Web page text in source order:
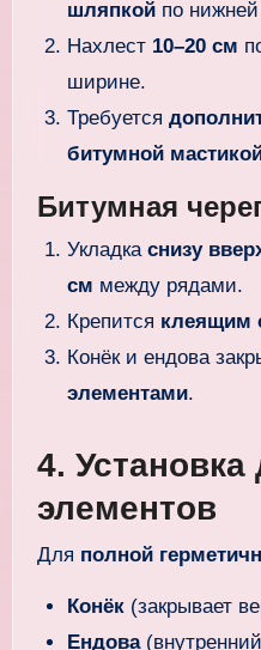
шляпкой по
Нахлест 10–20 см
ширине.
Требуется
битумной
Битумная
Укладкаснизу
см между рядами.
Крепится клеящим
Конёк и ендова
элементами.
4.
элементов
Для полной
Конёк (закрывает
Ендова